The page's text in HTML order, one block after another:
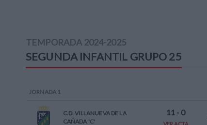
TEMPORADA 2024-2025
SEGUNDA INFANTIL GRUPO 25
JORNADA 1
C.D. VILLANUEVA DE LA
CAÑADA 'C'
11- 0